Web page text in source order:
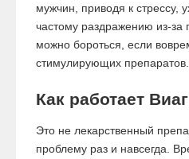
мужчин, приводя к стрессу,
частому раздражению из-за
можно бороться, если
стимулирующих препаратов.
Как работает
Это не лекарственный
проблему раз и навсегда.